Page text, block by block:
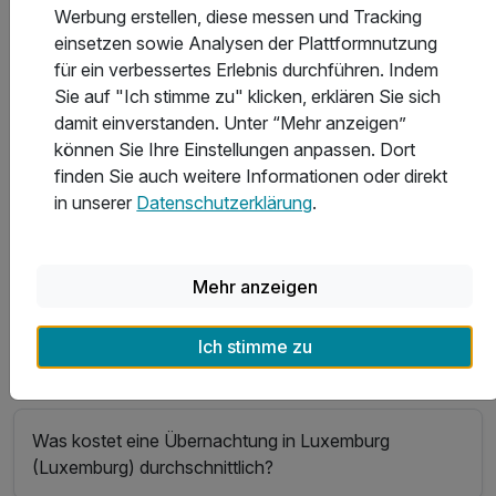
man gut essen?
Welche Hotels in Luxemburg (Luxemburg) haben den
besten Wellnessbereich?
Welche Hotels in Luxemburg (Luxemburg) bieten die
besten Freizeit- und Ausflugsmöglichkeiten?
Was kostet eine Übernachtung in Luxemburg
(Luxemburg) durchschnittlich?
Werbung erstellen, diese messen und Tracking
einsetzen sowie Analysen der Plattformnutzung
für ein verbessertes Erlebnis durchführen. Indem
Sie auf "Ich stimme zu" klicken, erklären Sie sich
damit einverstanden. Unter “Mehr anzeigen”
können Sie Ihre Einstellungen anpassen. Dort
finden Sie auch weitere Informationen oder direkt
in unserer Datenschutzerklärung.
Mehr anzeigen
Ich stimme zu